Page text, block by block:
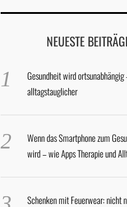
NEUESTE
Gesundheit wird
alltagstauglicher
Wenn das Smartphone zum
wird – wie Apps Therapie und
Schenken mit Feuerwear: nicht